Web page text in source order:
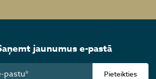
jaunumus e-pastā
Pieteikties